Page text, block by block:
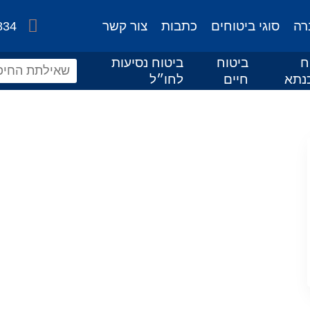
סוגי ביטוחים כתבות צור קשר
ביטוח
חיים
ביטוח נסיעות
לחו״ל